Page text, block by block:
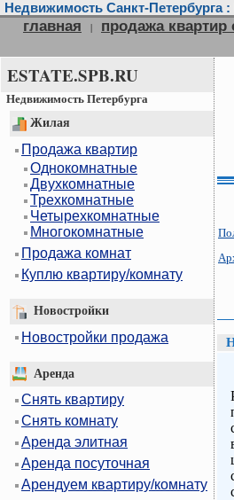
Недвижимость Санкт-Петербурга
главная | продажа квартир
ESTATE.SPB.RU
Недвижимость Петербурга
Жилая
Продажа квартир
Однокомнатные
Двухкомнатные
Трехкомнатные
Четырехкомнатные
Многокомнатные
Продажа комнат
Куплю квартиру/комнату
Новостройки
Новостройки продажа
Аренда
Снять квартиру
Снять комнату
Аренда элитная
Аренда посуточная
Арендуем квартиру/комнату